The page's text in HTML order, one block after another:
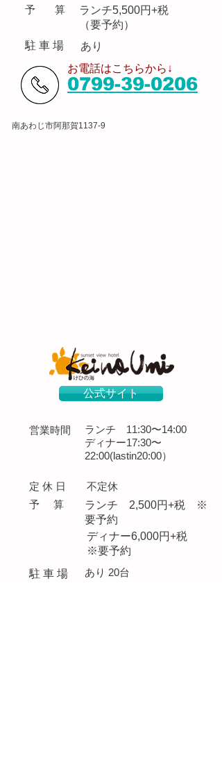
予 算
ランチ5,500円+税
（要予約）
​駐 車 場 あり
0799-39-0206
​お電話はこちらから↓
南あわじ市阿那賀1137-9
公式サイト
営業時間
ランチ 11:30〜14:00
​ディナー17:30〜
22:00(lastin20:00）
定 休 日
予 算
不定休
ランチ 2,500円+税 ※
要予約
ディナー6,000円+税
※要予約
​駐 車 場
あり 20台